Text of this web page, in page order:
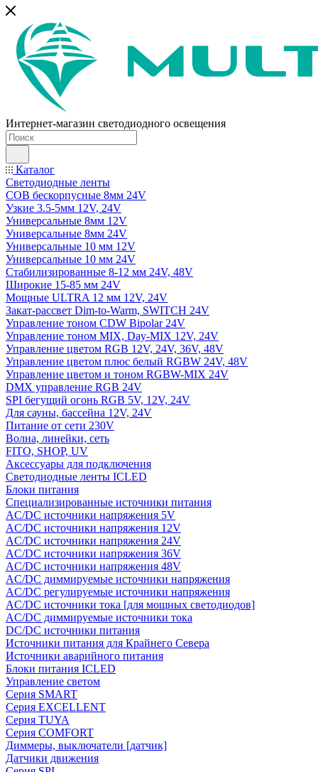
Интернет-магазин светодиодного освещения
Каталог
Светодиодные ленты
COB бескорпусные 8мм 24V
Узкие 3.5-5мм 12V, 24V
Универсальные 8мм 12V
Универсальные 8мм 24V
Универсальные 10 мм 12V
Универсальные 10 мм 24V
Стабилизированные 8-12 мм 24V, 48V
Широкие 15-85 мм 24V
Мощные ULTRA 12 мм 12V, 24V
Закат-рассвет Dim-to-Warm, SWITCH 24V
Управление тоном CDW Bipolar 24V
Управление тоном MIX, Day-MIX 12V, 24V
Управление цветом RGB 12V, 24V, 36V, 48V
Управление цветом плюс белый RGBW 24V, 48V
Управление цветом и тоном RGBW-MIX 24V
DMX управление RGB 24V
SPI бегущий огонь RGB 5V, 12V, 24V
Для сауны, бассейна 12V, 24V
Питание от сети 230V
Волна, линейки, сеть
FITO, SHOP, UV
Аксессуары для подключения
Светодиодные ленты ICLED
Блоки питания
Специализированные источники питания
AC/DC источники напряжения 5V
AC/DC источники напряжения 12V
AC/DC источники напряжения 24V
AC/DC источники напряжения 36V
AC/DC источники напряжения 48V
AC/DC диммируемые источники напряжения
AC/DC регулируемые источники напряжения
AC/DC источники тока [для мощных светодиодов]
AC/DC диммируемые источники тока
DC/DC источники питания
Источники питания для Крайнего Севера
Источники аварийного питания
Блоки питания ICLED
Управление светом
Серия SMART
Серия EXCELLENT
Серия TUYA
Серия COMFORT
Диммеры, выключатели [датчик]
Датчики движения